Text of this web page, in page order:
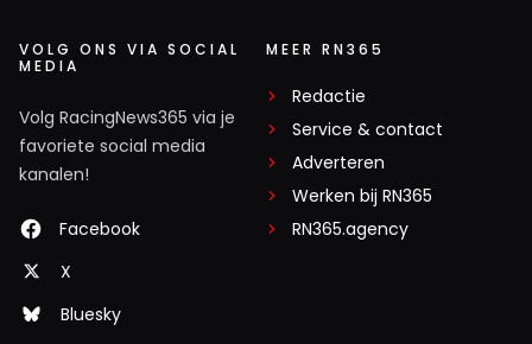
VOLG ONS VIA SOCIAL
MEDIA
Volg RacingNews365 via je
favoriete social media
kanalen!
Facebook
X
Bluesky
MEER RN365
Redactie
Service & contact
Adverteren
Werken bij RN365
RN365.agency